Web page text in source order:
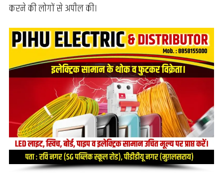
किया
करने की लोगों से अपील की।